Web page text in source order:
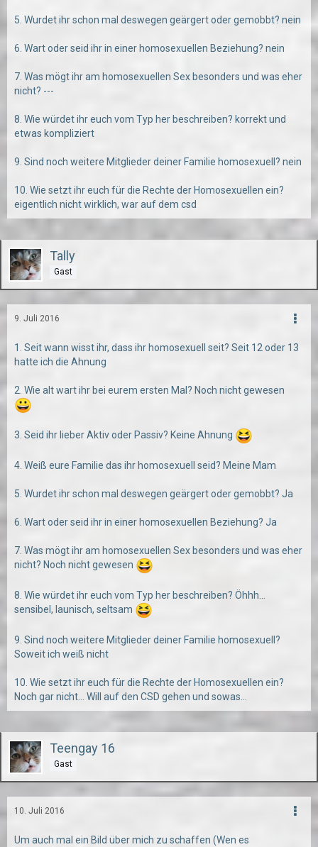
5. Wurdet ihr schon mal deswegen geärgert oder gemobbt? nein
6. Wart oder seid ihr in einer homosexuellen Beziehung? nein
7. Was mögt ihr am homosexuellen Sex besonders und was eher
nicht? ---
8. Wie würdet ihr euch vom Typ her beschreiben? korrekt und
etwas kompliziert
9. Sind noch weitere Mitglieder deiner Familie homosexuell? nein
10. Wie setzt ihr euch für die Rechte der Homosexuellen ein?
eigentlich nicht wirklich, war auf dem csd
Tally
Gast
9. Juli 2016
1. Seit wann wisst ihr, dass ihr homosexuell seit? Seit 12 oder 13
hatte ich die Ahnung
2. Wie alt wart ihr bei eurem ersten Mal? Noch nicht gewesen
3. Seid ihr lieber Aktiv oder Passiv? Keine Ahnung
4. Weiß eure Familie das ihr homosexuell seid? Meine Mam
5. Wurdet ihr schon mal deswegen geärgert oder gemobbt? Ja
6. Wart oder seid ihr in einer homosexuellen Beziehung? Ja
7. Was mögt ihr am homosexuellen Sex besonders und was eher
nicht? Noch nicht gewesen
8. Wie würdet ihr euch vom Typ her beschreiben? Öhhh...
sensibel, launisch, seltsam
9. Sind noch weitere Mitglieder deiner Familie homosexuell?
Soweit ich weiß nicht
10. Wie setzt ihr euch für die Rechte der Homosexuellen ein?
Noch gar nicht... Will auf den CSD gehen und sowas...
Teengay 16
Gast
10. Juli 2016
Um auch mal ein Bild über mich zu schaffen (Wen es